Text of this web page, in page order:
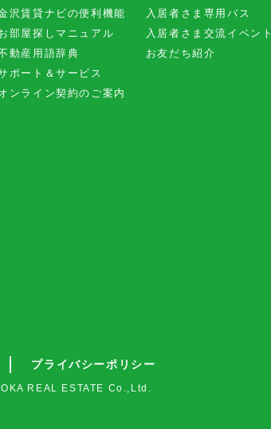
沢賃貸ナビの便利機能
部屋探しマニュアル
動産用語辞典
ポート＆サービス
ンライン契約のご案内
入居者さま専用バス
入居者さま交流イベント
お友だち紹介
プライバシーポリシー
REAL ESTATE Co.,Ltd.